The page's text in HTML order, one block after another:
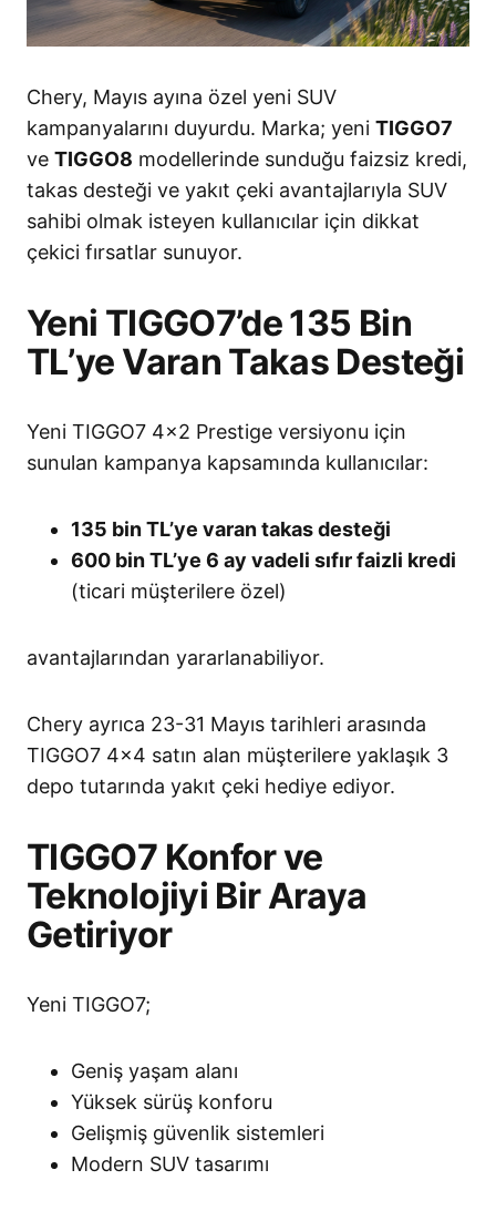
Chery, Mayıs ayına özel yeni SUV
kampanyalarını duyurdu. Marka; yeni TIGGO7
ve TIGGO8 modellerinde sunduğu faizsiz kredi,
takas desteği ve yakıt çeki avantajlarıyla SUV
sahibi olmak isteyen kullanıcılar için dikkat
çekici fırsatlar sunuyor.
Yeni TIGGO7’de 135 Bin
TL’ye Varan Takas Desteği
Yeni TIGGO7 4×2 Prestige versiyonu için
sunulan kampanya kapsamında kullanıcılar:
135 bin TL’ye varan takas desteği
600 bin TL’ye 6 ay vadeli sıfır faizli kredi
(ticari müşterilere özel)
avantajlarından yararlanabiliyor.
Chery ayrıca 23-31 Mayıs tarihleri arasında
TIGGO7 4×4 satın alan müşterilere yaklaşık 3
depo tutarında yakıt çeki hediye ediyor.
TIGGO7 Konfor ve
Teknolojiyi Bir Araya
Getiriyor
Yeni TIGGO7;
Geniş yaşam alanı
Yüksek sürüş konforu
Gelişmiş güvenlik sistemleri
Modern SUV tasarımı